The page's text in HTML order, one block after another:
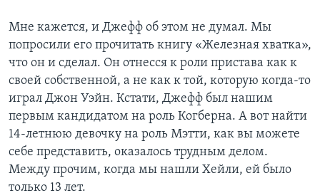
Мне кажется, и Джефф об этом не думал. Мы
попросили его прочитать книгу «Железная хватка»,
что он и сделал. Он отнесся к роли пристава как к
своей собственной, а не как к той, которую когда-то
играл Джон Уэйн. Кстати, Джефф был нашим
первым кандидатом на роль Когберна. А вот найти
14-летнюю девочку на роль Мэтти, как вы можете
себе представить, оказалось трудным делом.
Между прочим, когда мы нашли Хейли, ей было
только 13 лет.